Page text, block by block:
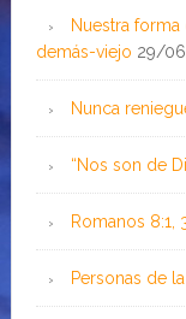
Nuestra
demás-viejo 29/
Nunca
“Nos son de
Romanos 8:1,
Personas de